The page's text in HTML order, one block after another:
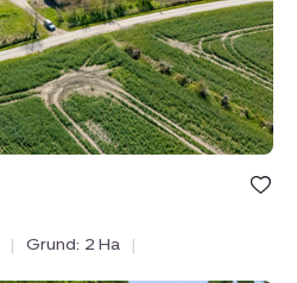
Bolig er
under
| Grund: 2 Ha
|